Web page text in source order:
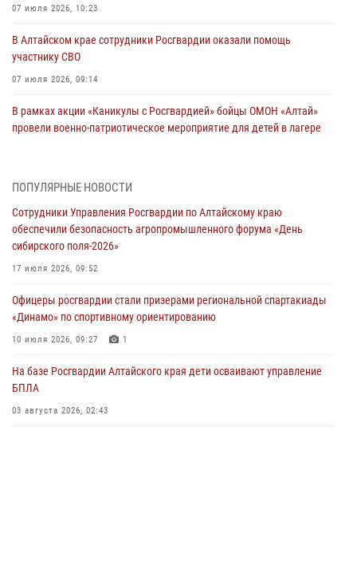
07 июля 2026, 10:23
В Алтайском крае сотрудники Росгвардии оказали помощь
участнику СВО
07 июля 2026, 09:14
В рамках акции «Каникулы с Росгвардией» бойцы ОМОН «Алтай»
провели военно-патриотическое мероприятие для детей в лагере
акции «Коробка храбрости»
Сотрудники Росгвардии провели встречу с юными пограничниками
03 июля 2026, 04:03
Управление Росгвардии по Алтайскому краю провело для детей
02 июля 2026, 00:55
В краевом управлении вневедомственной охраны Росгвардии по
ПОПУЛЯРНЫЕ НОВОСТИ
Сотрудники Управления Росгвардии по Алтайскому краю
обеспечили безопасность агропромышленного форума «День
сибирского поля-2026»
17 июля 2026, 09:52
Офицеры росгвардии стали призерами региональной спартакиады
«Динамо» по спортивному ориентированию
10 июля 2026, 09:27 1
На базе Росгвардии Алтайского края дети осваивают управление
БПЛА
03 августа 2026, 02:43